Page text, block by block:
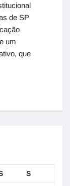
de SP
um
que
S